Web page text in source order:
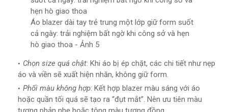
Áo blazer dài tay trẻ trung một lớp giữ form suốt
cả ngày: trải nghiệm bất ngờ khi công sở và hẹn
hò giao thoa - Ảnh 5
Chọn size quá chật: Khi áo bị ép chặt, các chi tiết như nẹp
áo và viền sẽ xuất hiện nhăn, không giữ form.
Phối màu không hợp: Kết hợp blazer màu sáng với áo
hoặc quần tối quá sẽ tạo ra “đụt mắt”. Nên ưu tiên màu